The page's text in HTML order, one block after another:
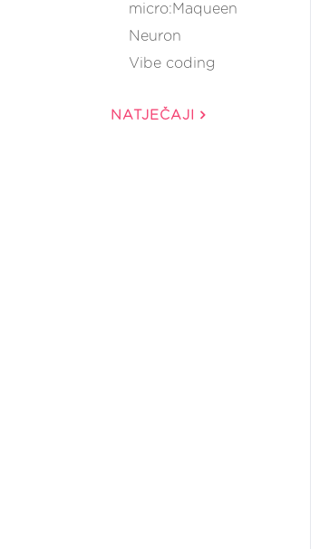
micro:Maqueen
Neuron
Vibe coding
NATJEČAJI